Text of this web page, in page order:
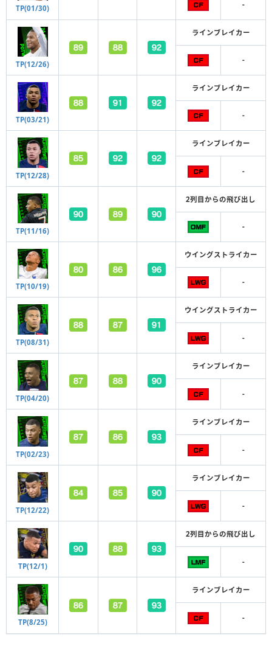
TP(01/30) -
TP(12/26)
ラインブレイカー
-
TP(03/21)
ラインブレイカー
-
TP(12/28)
ラインブレイカー
-
TP(11/16)
2列目からの飛び出し
-
TP(10/19)
ウイングストライカー
-
TP(08/31)
ウイングストライカー
-
TP(04/20)
ラインブレイカー
-
TP(02/23)
ラインブレイカー
-
TP(12/22)
ラインブレイカー
-
TP(12/1)
2列目からの飛び出し
-
TP(8/25)
ラインブレイカー
-